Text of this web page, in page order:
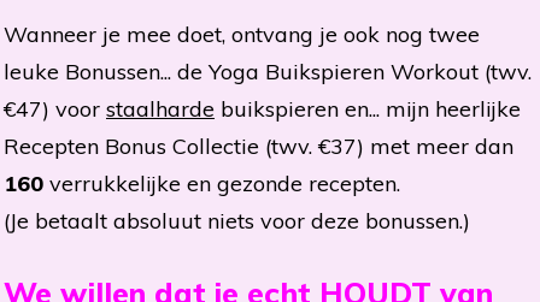
Wanneer je mee doet, ontvang je ook nog twee
leuke Bonussen... de Yoga Buikspieren Workout (twv.
€47) voor staalharde buikspieren en... mijn heerlijke
Recepten Bonus Collectie (twv. €37) met meer dan
160 verrukkelijke en gezonde recepten.
(Je betaalt absoluut niets voor deze bonussen.)
We willen dat je echt HOUDT van